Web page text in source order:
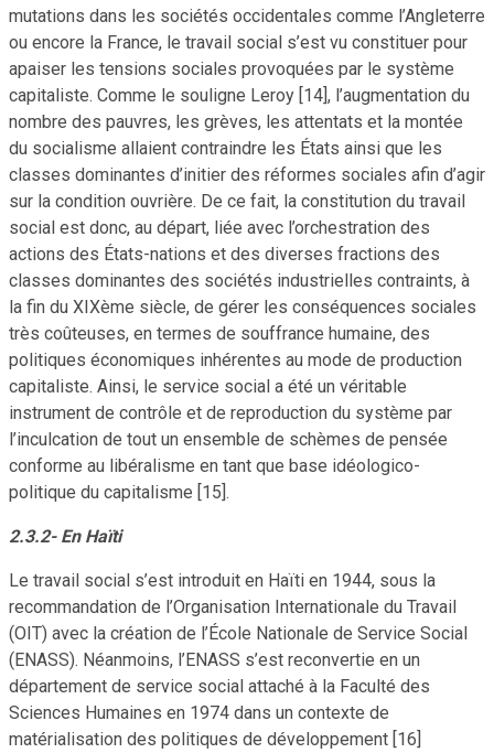
mutations dans les sociétés occidentales comme l’Angleterre
ou encore la France, le travail social s’est vu constituer pour
apaiser les tensions sociales provoquées par le système
capitaliste. Comme le souligne Leroy [14], l’augmentation du
nombre des pauvres, les grèves, les attentats et la montée
du socialisme allaient contraindre les États ainsi que les
classes dominantes d’initier des réformes sociales afin d’agir
sur la condition ouvrière. De ce fait, la constitution du travail
social est donc, au départ, liée avec l’orchestration des
actions des États-nations et des diverses fractions des
classes dominantes des sociétés industrielles contraints, à
la fin du XIXème siècle, de gérer les conséquences sociales
très coûteuses, en termes de souffrance humaine, des
politiques économiques inhérentes au mode de production
capitaliste. Ainsi, le service social a été un véritable
instrument de contrôle et de reproduction du système par
l’inculcation de tout un ensemble de schèmes de pensée
conforme au libéralisme en tant que base idéologico-
politique du capitalisme [15].
2.3.2- En Haïti
Le travail social s’est introduit en Haïti en 1944, sous la
recommandation de l’Organisation Internationale du Travail
(OIT) avec la création de l’École Nationale de Service Social
(ENASS). Néanmoins, l’ENASS s’est reconvertie en un
département de service social attaché à la Faculté des
Sciences Humaines en 1974 dans un contexte de
matérialisation des politiques de développement [16]